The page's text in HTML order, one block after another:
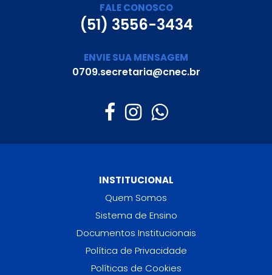
FALE CONOSCO
(51) 3556-3434
ENVIE SUA MENSAGEM
0709.secretaria@cnec.br
INSTITUCIONAL
Quem Somos
Sistema de Ensino
Documentos Institucionais
Política de Privacidade
Políticas de Cookies